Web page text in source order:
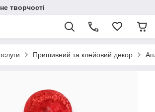
творчості
Пришивний та клейовий декор